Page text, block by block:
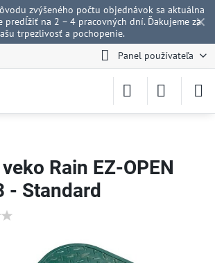
✕
zvýšeného počtu objednávok sa aktuálna
predĺžiť na 2 – 4 pracovných dní. Ďakujeme za
trpezlivosť a pochopenie.
Panel používateľa
Rain EZ-OPEN
- Standard